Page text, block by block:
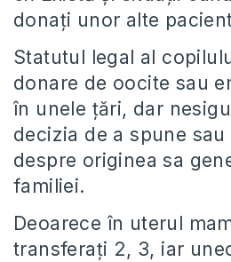
donați unor alte
Statutul legal al
donare de oocite sau
în unele ţări, dar
decizia de a spune
despre originea sa
familiei.
Deoarece în uterul
transferați 2, 3, iar